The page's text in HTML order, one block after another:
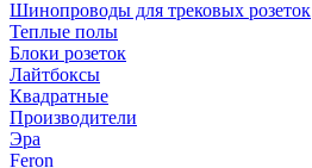
Шинопроводы для трековых розеток
Теплые полы
Блоки розеток
Лайтбоксы
Квадратные
Производители
Эра
Feron